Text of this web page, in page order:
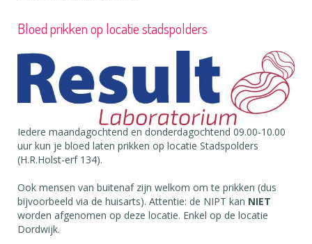
Bloed prikken op locatie stadspolders
Iedere maandagochtend en donderdagochtend 09.00-10.00
uur kun je bloed laten prikken op locatie Stadspolders
(H.R.Holst-erf 134).
Ook mensen van buitenaf zijn welkom om te prikken (dus
bijvoorbeeld via de huisarts). Attentie: de NIPT kan NIET
worden afgenomen op deze locatie. Enkel op de locatie
Dordwijk.